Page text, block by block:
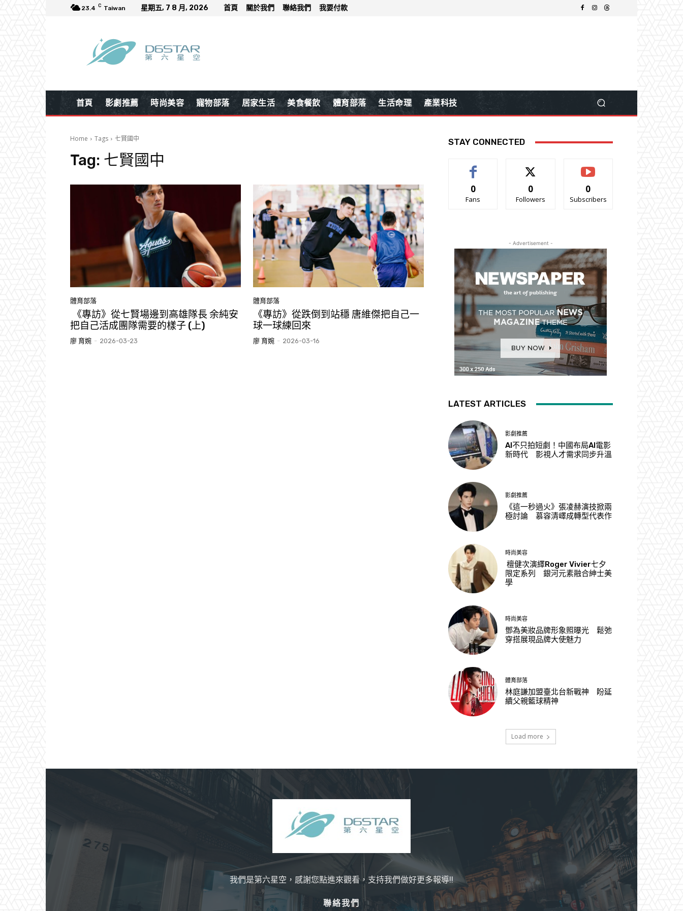
23.4 C Taiwan 星期五, 7 8 月, 2026 首頁 關於我們 聯絡我們 我要付款
首頁 影劇推薦 時尚美容 寵物部落 居家生活 美食餐飲 體育部落 生活命理 產業科技
Home Tags 七賢國中
Tag: 七賢國中
體育部落
《專訪》從七賢場邊到高雄隊長 余純安
把自己活成團隊需要的樣子 (上)
廖 育婉 - 2026-03-23
體育部落
《專訪》從跌倒到站穩 唐維傑把自己一
球一球練回來
廖 育婉 - 2026-03-16
STAY CONNECTED
0
Fans
0
Followers
0
Subscribers
- Advertisement -
LATEST ARTICLES
影劇推薦
AI不只拍短劇！中國布局AI電影
新時代 影視人才需求同步升溫
影劇推薦
《這一秒過火》張凌赫演技掀兩
極討論 慕容清嶧成轉型代表作
時尚美容
檀健次演繹Roger Vivier七夕
限定系列 銀河元素融合紳士美
學
時尚美容
鄧為美妝品牌形象照曝光 鬆弛
穿搭展現品牌大使魅力
體育部落
林庭謙加盟臺北台新戰神 盼延
續父親籃球精神
Load more
我們是第六星空，感謝您點進來觀看，支持我們做好更多報導!!
聯絡我們